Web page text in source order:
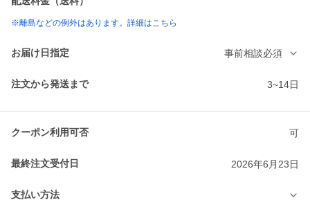
※離島などの例外はあります。詳細はこちら
お届け日指定 事前相談必須
注文から発送まで 3~14日
クーポン利用可否 可
最終注文受付日 2026年6月23日
支払い方法